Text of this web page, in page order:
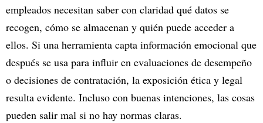
empleados necesitan saber con claridad qué datos se
recogen, cómo se almacenan y quién puede acceder a
ellos. Si una herramienta capta información emocional que
después se usa para influir en evaluaciones de desempeño
o decisiones de contratación, la exposición ética y legal
resulta evidente. Incluso con buenas intenciones, las cosas
pueden salir mal si no hay normas claras.